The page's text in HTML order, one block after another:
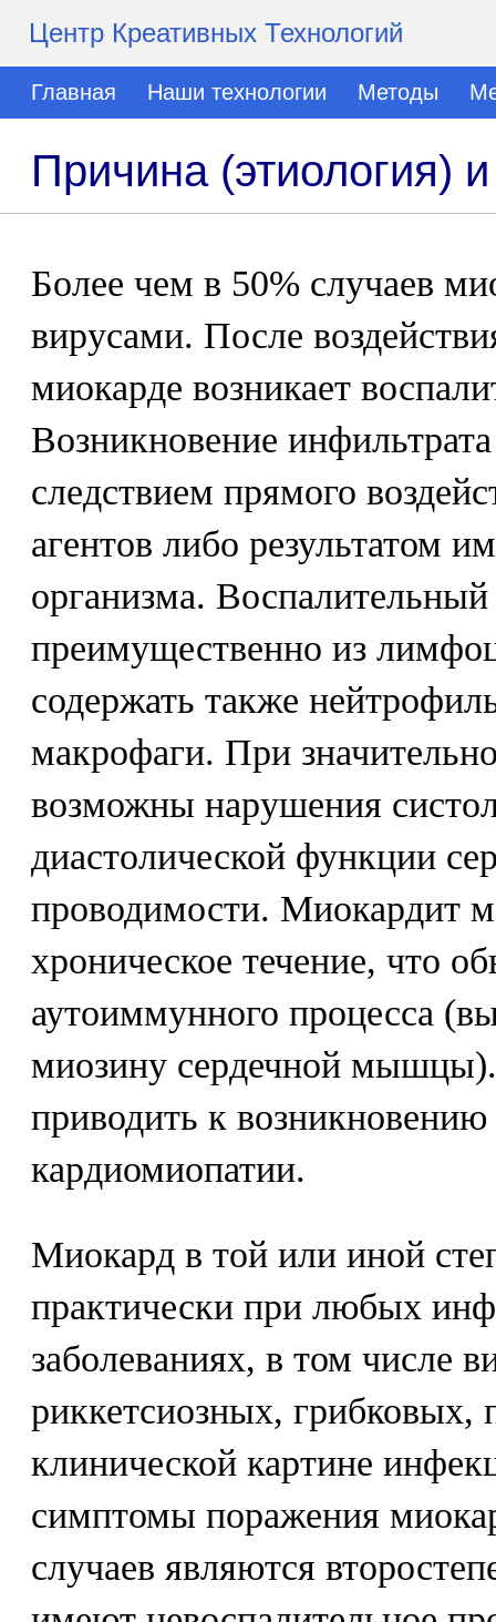
Центр Креативных Технологий
Главная Наши технологии Методы
Причина (этиология)
Более чем в 50% случаев
вирусами. После
миокарде возникает
Возникновение
следствием прямого
агентов либо результатом
организма.
преимущественно из
содержать также
макрофаги. При
возможны нарушения
диастолической функции
проводимости. Миокардит
хроническое течение, что
аутоиммунного процесса
миозину сердечной
приводить к
кардиомиопатии.
Миокард в той или иной
практически при любых
заболеваниях, в том числе
риккетсиозных, грибковых,
клинической картине
симптомы поражения
случаев являются